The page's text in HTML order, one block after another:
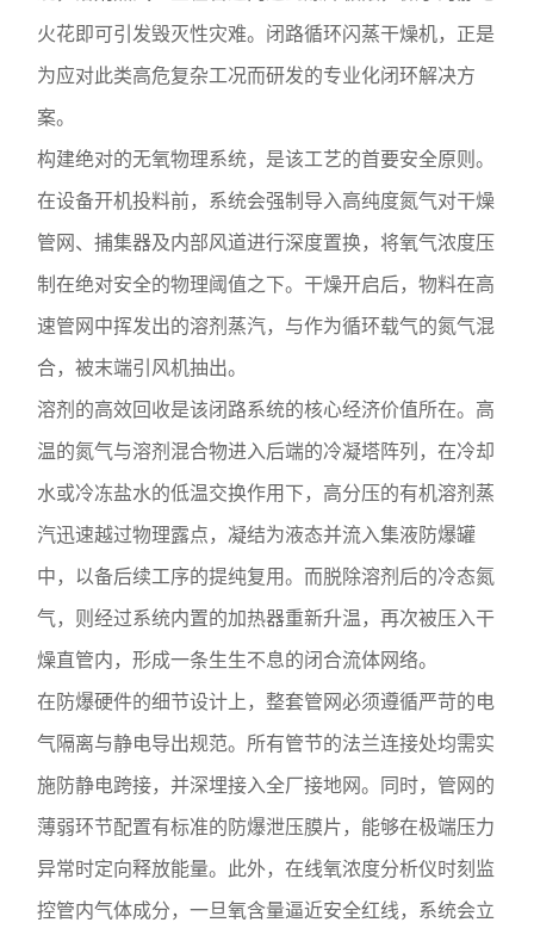
火花即可引发毁灭性灾难。闭路循环闪蒸干燥机，正是
为应对此类高危复杂工况而研发的专业化闭环解决方
案。
构建绝对的无氧物理系统，是该工艺的首要安全原则。
在设备开机投料前，系统会强制导入高纯度氮气对干燥
管网、捕集器及内部风道进行深度置换，将氧气浓度压
制在绝对安全的物理阈值之下。干燥开启后，物料在高
速管网中挥发出的溶剂蒸汽，与作为循环载气的氮气混
合，被末端引风机抽出。
溶剂的高效回收是该闭路系统的核心经济价值所在。高
温的氮气与溶剂混合物进入后端的冷凝塔阵列，在冷却
水或冷冻盐水的低温交换作用下，高分压的有机溶剂蒸
汽迅速越过物理露点，凝结为液态并流入集液防爆罐
中，以备后续工序的提纯复用。而脱除溶剂后的冷态氮
气，则经过系统内置的加热器重新升温，再次被压入干
燥直管内，形成一条生生不息的闭合流体网络。
在防爆硬件的细节设计上，整套管网必须遵循严苛的电
气隔离与静电导出规范。所有管节的法兰连接处均需实
施防静电跨接，并深埋接入全厂接地网。同时，管网的
薄弱环节配置有标准的防爆泄压膜片，能够在极端压力
异常时定向释放能量。此外，在线氧浓度分析仪时刻监
控管内气体成分，一旦氧含量逼近安全红线，系统会立